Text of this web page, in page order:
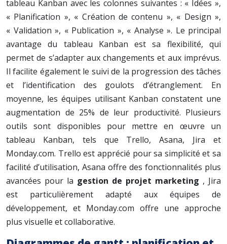
tableau Kanban avec les colonnes suivantes : « Idées »,
« Planification », « Création de contenu », « Design »,
« Validation », « Publication », « Analyse ». Le principal
avantage du tableau Kanban est sa flexibilité, qui
permet de s’adapter aux changements et aux imprévus.
Il facilite également le suivi de la progression des tâches
et l’identification des goulots d’étranglement. En
moyenne, les équipes utilisant Kanban constatent une
augmentation de 25% de leur productivité. Plusieurs
outils sont disponibles pour mettre en œuvre un
tableau Kanban, tels que Trello, Asana, Jira et
Monday.com. Trello est apprécié pour sa simplicité et sa
facilité d’utilisation, Asana offre des fonctionnalités plus
avancées pour la gestion de projet marketing , Jira
est particulièrement adapté aux équipes de
développement, et Monday.com offre une approche
plus visuelle et collaborative.